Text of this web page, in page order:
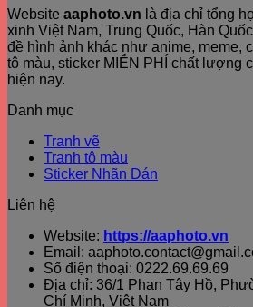
Website aaphoto.vn là địa chỉ tổng
xinh Việt Nam, Trung Quốc, Hàn
đề hình ảnh khác như anime, meme,
tô màu, sticker MIỄN PHÍ chất lượng
hiện nay.
Danh mục
Tranh vẽ
Tranh tô màu
Sticker Nhãn Dán
Liên hệ
Website: https://aaphoto.vn
Email:
Số điện thoại: 0222.69.69.69
Địa chỉ: 36/1 Phan Tây Hồ,
Chí Minh, Việt Nam